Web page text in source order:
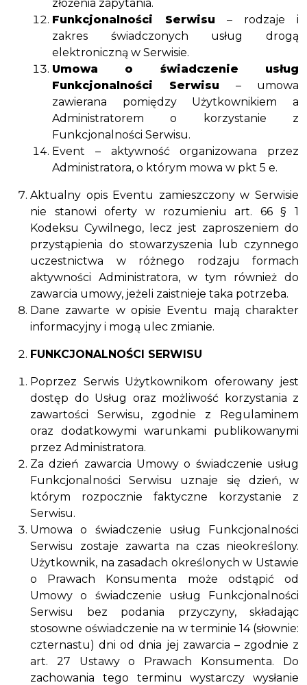
złożenia zapytania.
Funkcjonalności Serwisu – rodzaje i
zakres świadczonych usług drogą
elektroniczną w Serwisie.
Umowa o świadczenie usług
Funkcjonalności Serwisu – umowa
zawierana pomiędzy Użytkownikiem a
Administratorem o korzystanie z
Funkcjonalności Serwisu.
Event – aktywność organizowana przez
Administratora, o którym mowa w pkt 5 e.
Aktualny opis Eventu zamieszczony w Serwisie
nie stanowi oferty w rozumieniu art. 66 § 1
Kodeksu Cywilnego, lecz jest zaproszeniem do
przystąpienia do stowarzyszenia lub czynnego
uczestnictwa w różnego rodzaju formach
aktywności Administratora, w tym również do
zawarcia umowy, jeżeli zaistnieje taka potrzeba.
Dane zawarte w opisie Eventu mają charakter
informacyjny i mogą ulec zmianie.
FUNKCJONALNOŚCI SERWISU
Poprzez Serwis Użytkownikom oferowany jest
dostęp do Usług oraz możliwość korzystania z
zawartości Serwisu, zgodnie z Regulaminem
oraz dodatkowymi warunkami publikowanymi
przez Administratora.
Za dzień zawarcia Umowy o świadczenie usług
Funkcjonalności Serwisu uznaje się dzień, w
którym rozpocznie faktyczne korzystanie z
Serwisu.
Umowa o świadczenie usług Funkcjonalności
Serwisu zostaje zawarta na czas nieokreślony.
Użytkownik, na zasadach określonych w Ustawie
o Prawach Konsumenta może odstąpić od
Umowy o świadczenie usług Funkcjonalności
Serwisu bez podania przyczyny, składając
stosowne oświadczenie na w terminie 14 (słownie:
czternastu) dni od dnia jej zawarcia – zgodnie z
art. 27 Ustawy o Prawach Konsumenta. Do
zachowania tego terminu wystarczy wysłanie